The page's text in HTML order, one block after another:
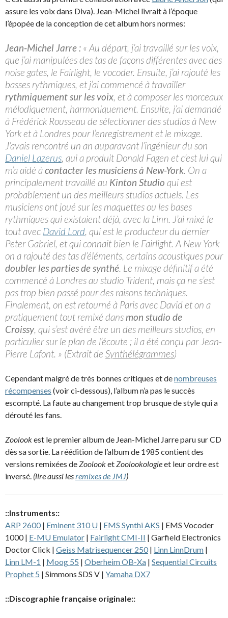
assure les voix dans Diva). Jean-Michel livrait à l’époque
l’épopée de la conception de cet album hors normes:
Jean-Michel Jarre : « Au départ, j’ai travaillé sur les voix,
que j’ai manipulées des tas de façons différentes avec des
noise gates, le Fairlight, le vocoder. Ensuite, j’ai rajouté les
basses rythmiques, et j’ai commencé à travailler
rythmiquement sur les voix, et à composer les morceaux
mélodiquement, harmoniquement. Ensuite, j’ai demandé
à Frédérick Rousseau de sélectionner des studios à New
York et à Londres pour l’enregistrement et le mixage.
J’avais rencontré un an auparavant l’ingénieur du son
Daniel Lazerus, qui a produit Donald Fagen et c’est lui qui
m’a aidé àcontacter les musiciens à New-York. On a
principalement travaillé au Kinton Studio qui est
probablement un des meilleurs studios actuels. Les
musiciens ont joué sur les maquettes ou les bases
rythmiques qui existaient déjà, avec la Linn. J’ai mixé le
tout avec David Lord, qui est le producteur du dernier
Peter Gabriel, et qui connait bien le Fairlight. A New York
on a rajouté des tas d’éléments, certains acoustiques pour
doubler les parties de synthé. Le mixage définitif a été
commencé à Londres au studio Trident, mais ça ne s’est
pas trop bien passé pour des raisons techniques.
Finalement, on est retourné à Paris avec David et on a
pratiquement tout remixé dans mon studio de
Croissy, qui s’est avéré être un des meilleurs studios, en
particulier sur le plan de l’écoute ; il a été conçu par Jean-
Pierre Lafont. » (Extrait de Synthélégrammes)
Cependant malgré de très bonnes critiques et denombreuses
récompenses (voir ci-dessous), l’album n’a pas le succès
escompté. La faute au changement trop brusque de style qui a
dérouté les fans.
Zoolookest le premier album de Jean-Michel Jarre paru sur CD
dès sa sortie. La réédition de l’album de 1985 contient des
versions remixées deZoolooketZoolookologieet leur ordre est
inversé. (lire aussi lesremixes de JMJ)
::Instruments::
ARP 2600 | Eminent 310 U | EMS Synthi AKS | EMS Vocoder
1000 | E-MU Emulator | Fairlight CMI-II | Garfield Electronics
Doctor Click | Geiss Matrisequencer 250 | Linn LinnDrum |
Linn LM-1 | Moog 55 | Oberheim OB-Xa | Sequential Circuits
Prophet 5 | Simmons SDS V | Yamaha DX7
::Discographie française originale::